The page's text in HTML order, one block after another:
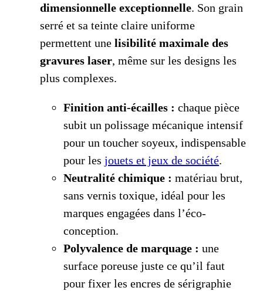
dimensionnelle exceptionnelle. Son grain
serré et sa teinte claire uniforme
permettent une lisibilité maximale des
gravures laser, même sur les designs les
plus complexes.
Finition anti-écailles : chaque pièce
subit un polissage mécanique intensif
pour un toucher soyeux, indispensable
pour les jouets et jeux de société.
Neutralité chimique : matériau brut,
sans vernis toxique, idéal pour les
marques engagées dans l’éco-
conception.
Polyvalence de marquage : une
surface poreuse juste ce qu’il faut
pour fixer les encres de sérigraphie